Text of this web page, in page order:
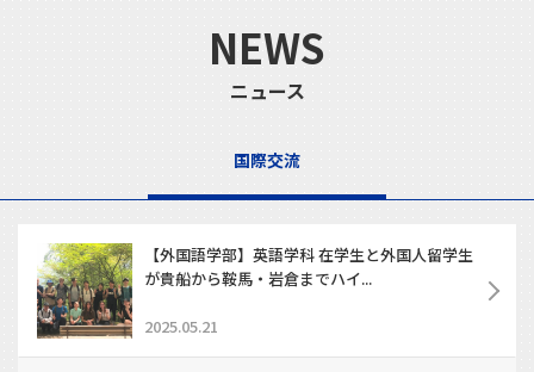
NEWS
ニュース
国際交流
【外国語学部】英語学科 在学生と外国人留学生
が貴船から鞍馬・岩倉までハイ...
2025.05.21